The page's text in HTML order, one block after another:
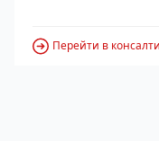
Перейти в